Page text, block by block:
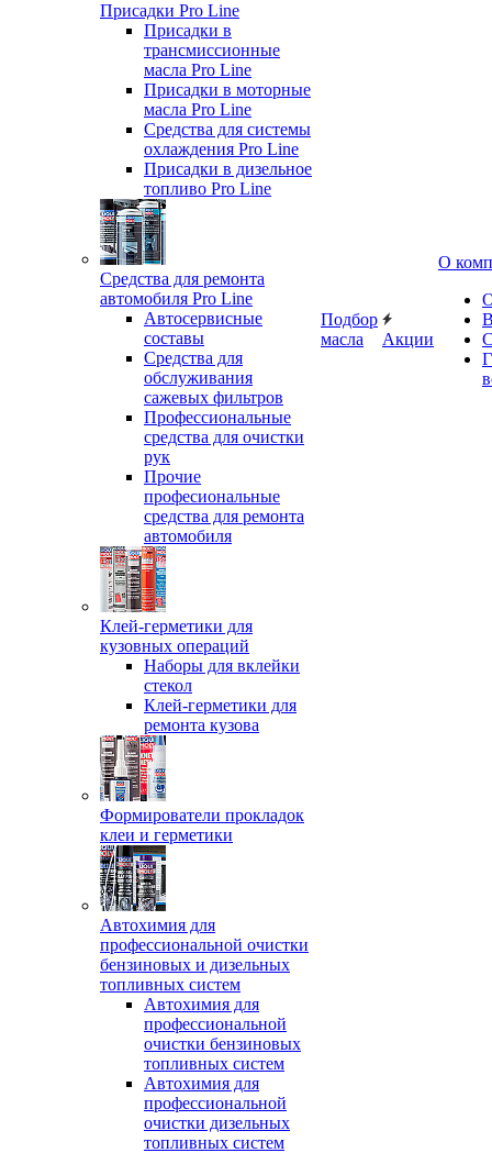
Присадки Pro Line
Присадки в
трансмиссионные
масла Pro Line
Присадки в моторные
масла Pro Line
Средства для системы
охлаждения Pro Line
Присадки в дизельное
топливо Pro Line
Средства для ремонта
автомобиля Pro Line
Автосервисные
составы
Средства для
обслуживания
сажевых фильтров
Профессиональные
средства для очистки
рук
Прочие
професиональные
средства для ремонта
автомобиля
Клей-герметики для
кузовных операций
Наборы для вклейки
стекол
Клей-герметики для
ремонта кузова
Формирователи прокладок
клеи и герметики
Автохимия для
профессиональной очистки
бензиновых и дизельных
топливных систем
Автохимия для
профессиональной
очистки бензиновых
топливных систем
Автохимия для
профессиональной
очистки дизельных
топливных систем
Подбор
масла
Акции
О